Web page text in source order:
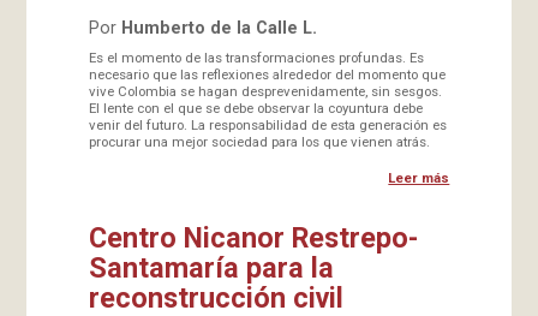
Por Humberto de la Calle L.
Es el momento de las transformaciones profundas. Es
necesario que las reflexiones alrededor del momento que
vive Colombia se hagan desprevenidamente, sin sesgos.
El lente con el que se debe observar la coyuntura debe
venir del futuro. La responsabilidad de esta generación es
procurar una mejor sociedad para los que vienen atrás.
Leer más
Centro Nicanor Restrepo-
Santamaría para la
reconstrucción civil